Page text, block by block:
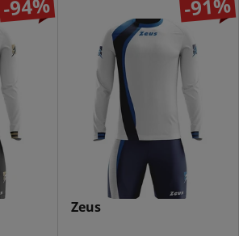
-94% -91%
Zeus